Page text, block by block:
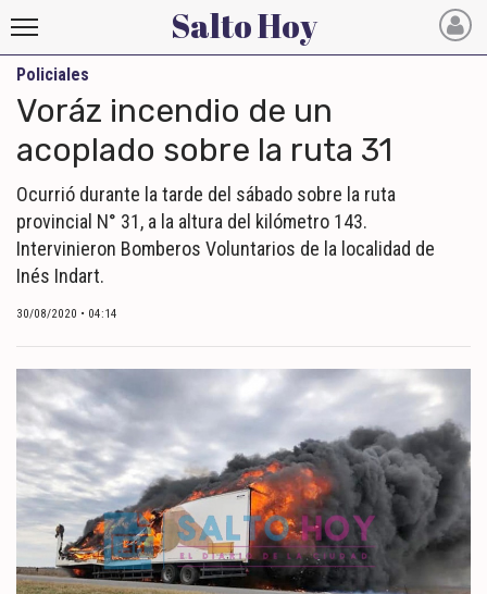
Salto
Hoy
INICIO
NOTICIAS RECIENTES
ECONOMÍA
MUNDO
POLICIALES
DEPORTES
ESPECTÁCULOS
NACIONALES
REGIONALES
Salto Hoy
Policiales
Voráz incendio de un
acoplado sobre la ruta 31
Ocurrió durante la tarde del sábado sobre la ruta
provincial N° 31, a la altura del kilómetro 143.
Intervinieron Bomberos Voluntarios de la localidad de
Inés Indart.
30/08/2020 • 04:14